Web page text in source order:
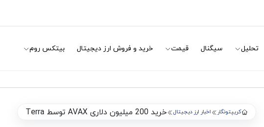
تحلیل سیگنال قیمت خرید و فروش ارز دیجیتال بیتکس روم
کریپتونگار اخبار ارز دیجیتال خرید 200 میلیون دلاری AVAX توسط Terra